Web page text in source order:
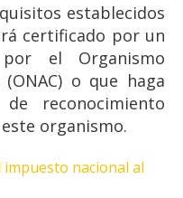
establecidos
certificado por un
el Organismo
o que haga
reconocimiento
organismo.
impuesto nacional al